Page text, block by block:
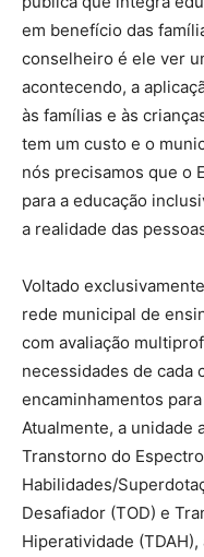
em benefício das
conselheiro é ele ver
acontecendo, a
às famílias e às
tem um custo e o
nós precisamos que o
para a educação
a realidade das
Voltado
rede municipal de
com avaliação
necessidades de cada
encaminhamentos
Atualmente, a unidade
Transtorno do
Habilidades/
Desafiador (TOD) e
Hiperatividade